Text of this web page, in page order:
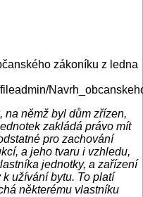
zákoníku z ledna
na němž byl dům zřízen,
zakládá právo mít
pro zachování
a jeho tvaru i vzhledu,
jednotky, a zařízení
užívání bytu. To platí
některému vlastníku